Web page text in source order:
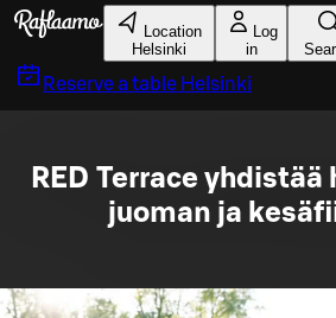
Skip to main content
Location
Helsinki
Log
in
Reserve a table Helsinki
RED Terrace yhdistää
juoman ja